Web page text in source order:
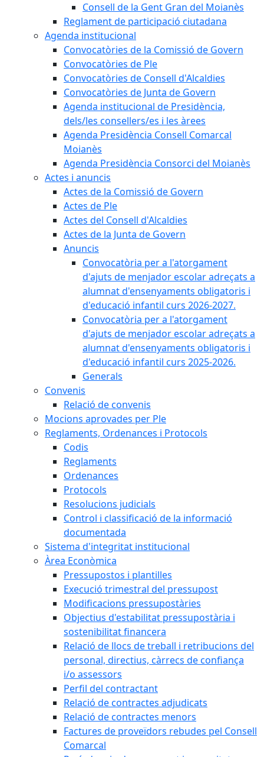
Consell de la Gent Gran del Moianès
Reglament de participació ciutadana
Agenda institucional
Convocatòries de la Comissió de Govern
Convocatòries de Ple
Convocatòries de Consell d'Alcaldies
Convocatòries de Junta de Govern
Agenda institucional de Presidència,
dels/les consellers/es i les àrees
Agenda Presidència Consell Comarcal
Moianès
Agenda Presidència Consorci del Moianès
Actes i anuncis
Actes de la Comissió de Govern
Actes de Ple
Actes del Consell d'Alcaldies
Actes de la Junta de Govern
Anuncis
Convocatòria per a l'atorgament
d'ajuts de menjador escolar adreçats a
alumnat d'ensenyaments obligatoris i
d'educació infantil curs 2026-2027.
Convocatòria per a l'atorgament
d'ajuts de menjador escolar adreçats a
alumnat d'ensenyaments obligatoris i
d'educació infantil curs 2025-2026.
Generals
Convenis
Relació de convenis
Mocions aprovades per Ple
Reglaments, Ordenances i Protocols
Codis
Reglaments
Ordenances
Protocols
Resolucions judicials
Control i classificació de la informació
documentada
Sistema d'integritat institucional
Àrea Econòmica
Pressupostos i plantilles
Execució trimestral del pressupost
Modificacions pressupostàries
Objectius d'estabilitat pressupostària i
sostenibilitat financera
Relació de llocs de treball i retribucions del
personal, directius, càrrecs de confiança
i/o assessors
Perfil del contractant
Relació de contractes adjudicats
Relació de contractes menors
Factures de proveïdors rebudes pel Consell
Comarcal